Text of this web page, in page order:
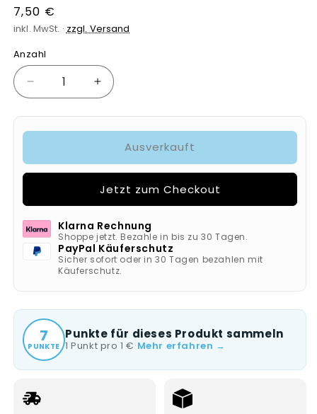
Normaler
Preis
7,50 €
inkl. MwSt. · zzgl. Versand
Anzahl
Verringere
die
Menge
für
Ersatzklingen
für
10
165
BK
(10x)
Erhöhe
die
Menge
für
KNIPEX
Ersatzklingen
für
90
10
165
BK
(10x)
Ausverkauft
Jetzt zum Checkout
Klarna Rechnung
Shoppe jetzt. Bezahle in bis zu 30 Tagen.
PayPal Käuferschutz
Sicher sofort oder in 30 Tagen bezahlen mit
Käuferschutz.
7
PUNKTE
Punkte für dieses Produkt sammeln
1 Punkt pro 1 €·Mehr erfahren →